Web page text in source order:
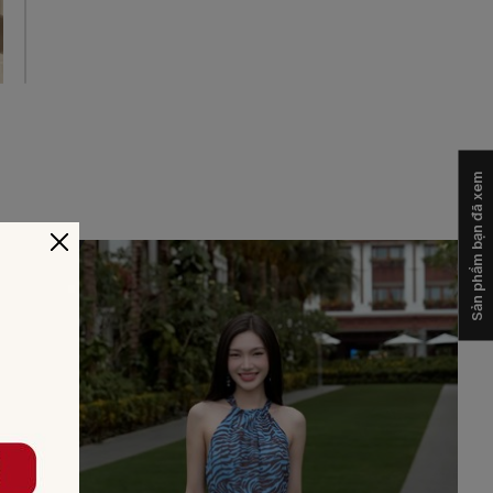
-40% Sản phẩm bạn đã xem